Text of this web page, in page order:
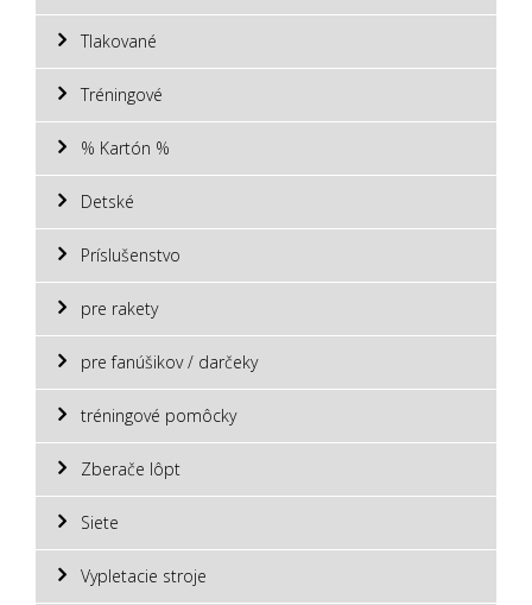
Tlakované
Tréningové
% Kartón %
Detské
Príslušenstvo
pre rakety
pre fanúšikov / darčeky
tréningové pomôcky
Zberače lôpt
Siete
Vypletacie stroje